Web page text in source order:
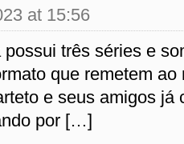
at 15:56
três séries e
que remetem
e seus amigos já
por […]